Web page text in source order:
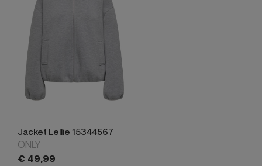
Jacket Lellie 15344567
ONLY
€ 49,99